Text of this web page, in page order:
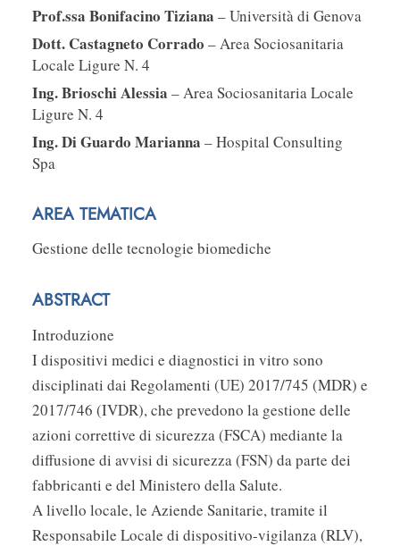
Prof.ssa Bonifacino Tiziana – Università di Genova
Dott. Castagneto Corrado – Area Sociosanitaria
Locale Ligure N. 4
Ing. Brioschi Alessia – Area Sociosanitaria Locale
Ligure N. 4
Ing. Di Guardo Marianna – Hospital Consulting
Spa
AREA TEMATICA
Gestione delle tecnologie biomediche
ABSTRACT
Introduzione
I dispositivi medici e diagnostici in vitro sono
disciplinati dai Regolamenti (UE) 2017/745 (MDR) e
2017/746 (IVDR), che prevedono la gestione delle
azioni correttive di sicurezza (FSCA) mediante la
diffusione di avvisi di sicurezza (FSN) da parte dei
fabbricanti e del Ministero della Salute.
A livello locale, le Aziende Sanitarie, tramite il
Responsabile Locale di dispositivo-vigilanza (RLV),